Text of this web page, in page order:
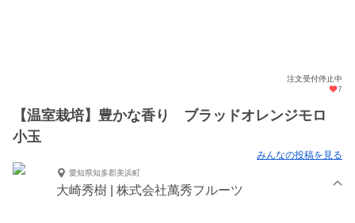
注文受付停止中
7
【温室栽培】豊かな香り ブラッドオレンジモロ
小玉
みんなの投稿を見る
愛知県知多郡美浜町
大崎秀樹 | 株式会社萬秀フルーツ